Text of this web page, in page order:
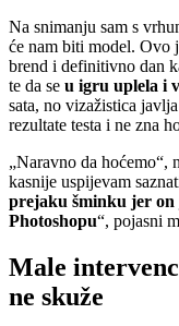
Na snimanju sam s
će nam biti model. Ovo
brend i definitivno dan
te da se u igru uplela i
sata, no vizažistica
rezultate testa i ne zna
„Naravno da hoćemo“,
kasnije uspijevam
prejaku šminku jer on
Photoshopu“, pojasni
Male
ne skuže